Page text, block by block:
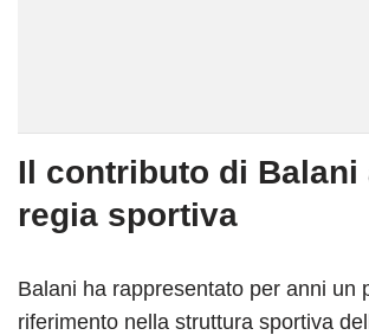
Il contributo di Balani
regia sportiva
Balani ha rappresentato per anni un
riferimento nella struttura sportiva